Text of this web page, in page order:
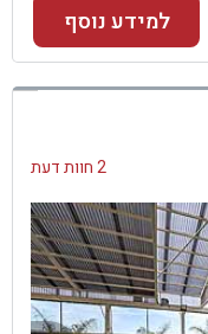
למידע נוסף
2 חוות דעת